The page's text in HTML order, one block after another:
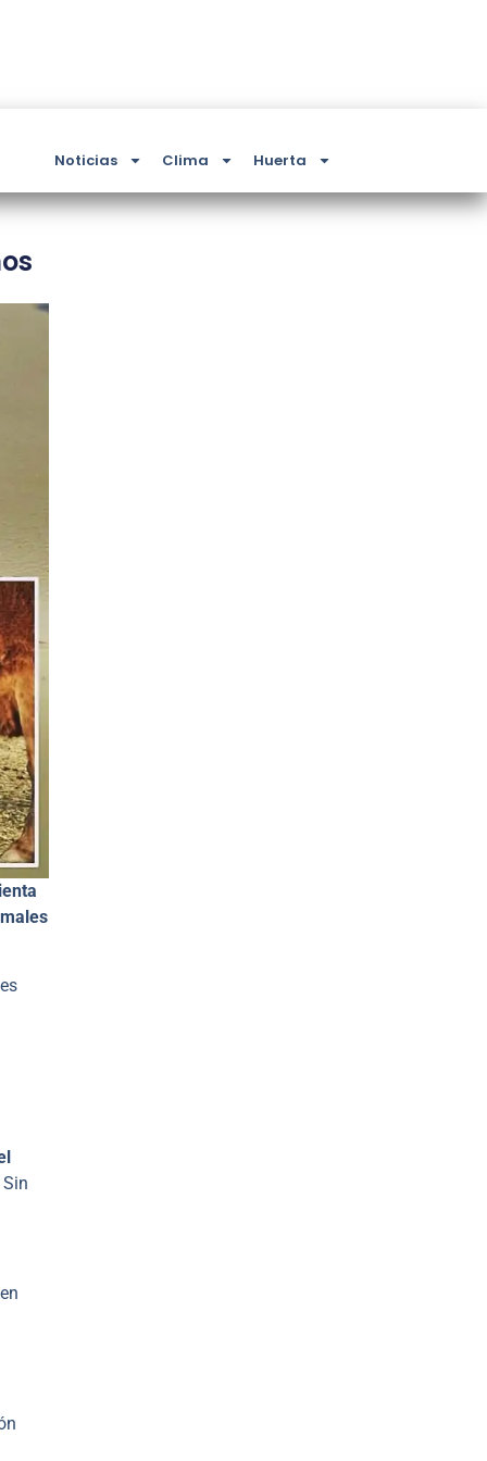
Noticias Clima Huerta